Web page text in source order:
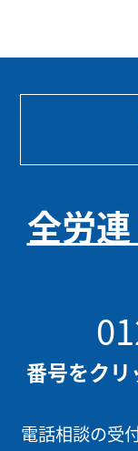
全労
番号をク
電話相談の受